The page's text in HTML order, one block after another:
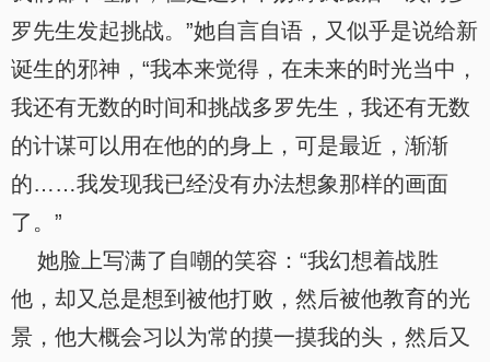
罗先生发起挑战。”她自言自语，又似乎是说给新
诞生的邪神，“我本来觉得，在未来的时光当中，
我还有无数的时间和挑战多罗先生，我还有无数
的计谋可以用在他的的身上，可是最近，渐渐
的……我发现我已经没有办法想象那样的画面
了。”
她脸上写满了自嘲的笑容：“我幻想着战胜
他，却又总是想到被他打败，然后被他教育的光
景，他大概会习以为常的摸一摸我的头，然后又